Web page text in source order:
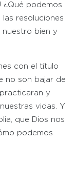
¿Qué podemos
resoluciones
nuestro bien y
con el título
no son bajar de
y
vidas. Y
que Dios nos
podemos